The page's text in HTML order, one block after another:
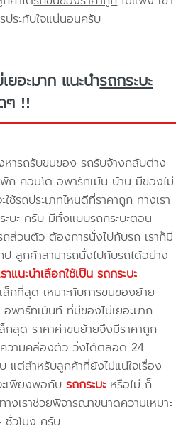
ระทับใจแน่นอนครับ
ยอะมาก แนะนำรถกระบะ
ๆ !!
หารถรับขนของ รถรับจ้างกลับต่าง
ก คอนโด อพาร์ทเม้น บ้าน มีของไม่
ใช้รถประเภทไหนดีที่ราคาถูก ทางเรา
ะบะ ครับ มีทั้งแบบรถกระบะตอน
ส่วนตัว ต้องการนั่งไปกับรถ เราก็มี
ป ลูกค้าสามารถนั่งไปกับรถได้อย่าง
ราแนะนำเลือกใช้เป็น รถกระบะ
ล็กที่สุด เหมาะกับการขนของย้าย
าร์ทเม้นท์ ที่มีของไม่เยอะมาก
กสุด ราคาค่าขนย้ายจึงมีราคาถูก
วามคล่องตัว วิ่งได้ตลอด 24
แต่สำหรับลูกค้าที่ยังไม่แน่ใจเรื่อง
ะเพียงพอกับรถกระบะ หรือไม่ ก็
งเราช่วยพิจารณาขนาดความเหมาะ
ชั่วโมง ครับ